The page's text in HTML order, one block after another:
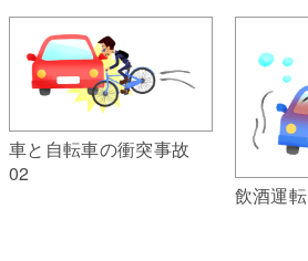
車と自転車の衝突事故
02
飲酒運転